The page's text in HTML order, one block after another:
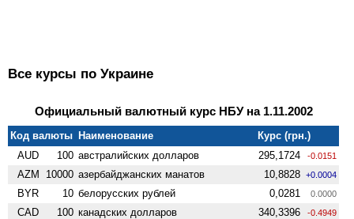
Все курсы по Украине
Официальный валютный курс НБУ на 1.11.2002
Код валюты Наименование
Курс (грн.)
AUD
100 австралийских долларов 295,1724 -0.0151
AZM 10000 азербайджанских манатов 10,8828 +0.0004
BYR 10 белорусских рублей 0,0281 0.0000
CAD 100 канадских долларов 340,3396 -0.4949